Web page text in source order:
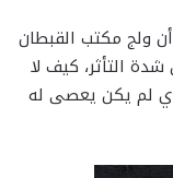
ولج مكتب القبطان
التأثر، كيف لا
لم يكن يعصى له